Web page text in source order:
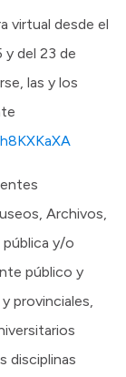
virtual desde el
y del 23 de
las y los
Archivos,
y/o
público y
provinciales,
disciplinas